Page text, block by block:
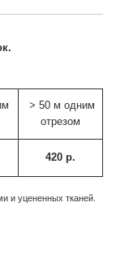
> 50 м одним
отрезом
420 р.
и уцененных тканей.